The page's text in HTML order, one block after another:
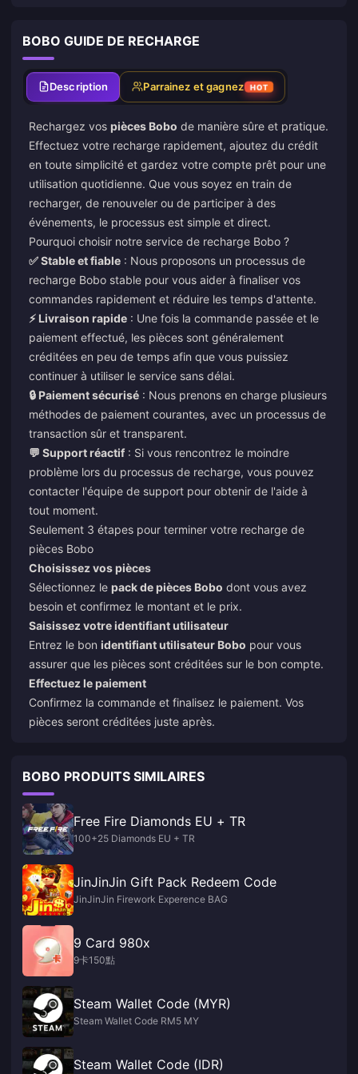
BOBO GUIDE DE RECHARGE
Description Parrainez et gagnez HOT
Rechargez vos pièces Bobo de manière sûre et pratique.
Effectuez votre recharge rapidement, ajoutez du crédit
en toute simplicité et gardez votre compte prêt pour une
utilisation quotidienne. Que vous soyez en train de
recharger, de renouveler ou de participer à des
événements, le processus est simple et direct.
Pourquoi choisir notre service de recharge Bobo ?
✅ Stable et fiable : Nous proposons un processus de
recharge Bobo stable pour vous aider à finaliser vos
commandes rapidement et réduire les temps d'attente.
⚡ Livraison rapide : Une fois la commande passée et le
paiement effectué, les pièces sont généralement
créditées en peu de temps afin que vous puissiez
continuer à utiliser le service sans délai.
🔒 Paiement sécurisé : Nous prenons en charge plusieurs
méthodes de paiement courantes, avec un processus de
transaction sûr et transparent.
💬 Support réactif : Si vous rencontrez le moindre
problème lors du processus de recharge, vous pouvez
contacter l'équipe de support pour obtenir de l'aide à
tout moment.
Seulement 3 étapes pour terminer votre recharge de
pièces Bobo
Choisissez vos pièces
Sélectionnez le pack de pièces Bobo dont vous avez
besoin et confirmez le montant et le prix.
Saisissez votre identifiant utilisateur
Entrez le bon identifiant utilisateur Bobo pour vous
assurer que les pièces sont créditées sur le bon compte.
Effectuez le paiement
Confirmez la commande et finalisez le paiement. Vos
pièces seront créditées juste après.
BOBO PRODUITS SIMILAIRES
Free Fire Diamonds EU + TR
100+25 Diamonds EU + TR
JinJinJin Gift Pack Redeem Code
JinJinJin Firework Experence BAG
9 Card 980x
9卡150點
Steam Wallet Code (MYR)
Steam Wallet Code RM5 MY
Steam Wallet Code (IDR)